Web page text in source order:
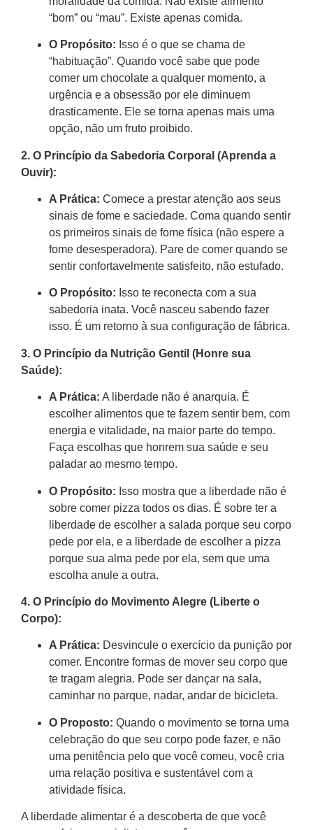
“bom” ou “mau”. Existe apenas comida.
O Propósito: Isso é o que se chama de
“habituação”. Quando você sabe que pode
comer um chocolate a qualquer momento, a
urgência e a obsessão por ele diminuem
drasticamente. Ele se torna apenas mais uma
opção, não um fruto proibido.
2. O Princípio da Sabedoria Corporal (Aprenda a
Ouvir):
A Prática: Comece a prestar atenção aos seus
sinais de fome e saciedade. Coma quando sentir
os primeiros sinais de fome física (não espere a
fome desesperadora). Pare de comer quando se
sentir confortavelmente satisfeito, não estufado.
O Propósito: Isso te reconecta com a sua
sabedoria inata. Você nasceu sabendo fazer
isso. É um retorno à sua configuração de fábrica.
3. O Princípio da Nutrição Gentil (Honre sua
Saúde):
A Prática: A liberdade não é anarquia. É
escolher alimentos que te fazem sentir bem, com
energia e vitalidade, na maior parte do tempo.
Faça escolhas que honrem sua saúde e seu
paladar ao mesmo tempo.
O Propósito: Isso mostra que a liberdade não é
sobre comer pizza todos os dias. É sobre ter a
liberdade de escolher a salada porque seu corpo
pede por ela, e a liberdade de escolher a pizza
porque sua alma pede por ela, sem que uma
escolha anule a outra.
4. O Princípio do Movimento Alegre (Liberte o
Corpo):
A Prática: Desvincule o exercício da punição por
comer. Encontre formas de mover seu corpo que
te tragam alegria. Pode ser dançar na sala,
caminhar no parque, nadar, andar de bicicleta.
O Proposto: Quando o movimento se torna uma
celebração do que seu corpo pode fazer, e não
uma penitência pelo que você comeu, você cria
uma relação positiva e sustentável com a
atividade física.
A liberdade alimentar é a descoberta de que você